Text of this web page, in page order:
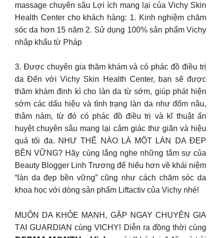
massage chuyên sâu Lợi ích mang lại của Vichy Skin
Health Center cho khách hàng: 1. Kinh nghiệm chăm
sóc da hơn 15 năm 2. Sử dụng 100% sản phẩm Vichy
nhập khẩu từ Pháp
3. Được chuyên gia thăm khám và có phác đồ điều trị
da Đến với Vichy Skin Health Center, bạn sẽ được
thăm khám định kì cho làn da từ sớm, giúp phát hiện
sớm các dấu hiệu và tình trạng làn da như đốm nâu,
thâm nám, từ đó có phác đồ điều trị và kĩ thuật ấn
huyệt chuyên sâu mang lại cảm giác thư giãn và hiệu
quả tối đa. NHƯ THẾ NÀO LÀ MỘT LÀN DA ĐẸP
BỀN VỮNG? Hãy cùng lắng nghe những tâm sự của
Beauty Blogger Linh Trương để hiểu hơn về khái niệm
“làn da đẹp bền vững” cũng như cách chăm sóc da
khoa học với dòng sản phẩm Liftactiv của Vichy nhé!
MUỐN DA KHỎE MẠNH, GẶP NGAY CHUYÊN GIA
TẠI GUARDIAN cùng VICHY! Diễn ra đồng thời cùng